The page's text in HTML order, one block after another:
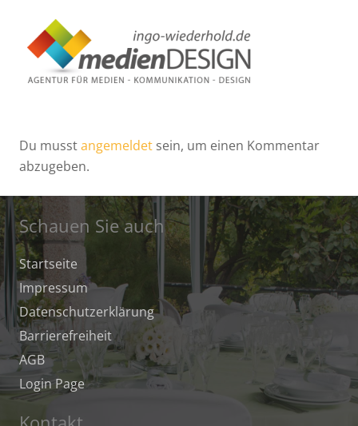
Du musstangemeldet sein, um einen Kommentar
abzugeben.
Schauen Sie auch
Startseite
Impressum
Datenschutz­erklärung
Barrierefreiheit
AGB
Login Page